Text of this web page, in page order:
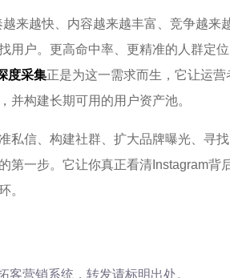
来越快、内容越来越丰富、竞争越来
用户。更高命中率、更精准的人群定
度采集正是为这一需求而生，它让运
并构建长期可用的用户资产池。
私信、构建社群、扩大品牌曝光、寻
第一步。它让你真正看清Instagram背
。
客营销系统，转发请标明出处。